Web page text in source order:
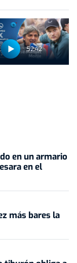
52:42
en un armario
en el
más bares la